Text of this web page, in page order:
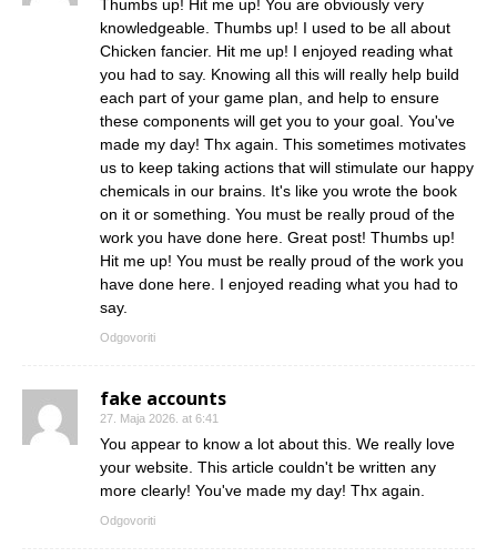
Thumbs up! Hit me up! You are obviously very
knowledgeable. Thumbs up! I used to be all about
Chicken fancier. Hit me up! I enjoyed reading what
you had to say. Knowing all this will really help build
each part of your game plan, and help to ensure
these components will get you to your goal. You've
made my day! Thx again. This sometimes motivates
us to keep taking actions that will stimulate our happy
chemicals in our brains. It's like you wrote the book
on it or something. You must be really proud of the
work you have done here. Great post! Thumbs up!
Hit me up! You must be really proud of the work you
have done here. I enjoyed reading what you had to
say.
Odgovoriti
fake accounts
27. Maja 2026. at 6:41
You appear to know a lot about this. We really love
your website. This article couldn't be written any
more clearly! You've made my day! Thx again.
Odgovoriti